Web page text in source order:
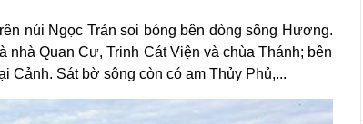
núi Ngọc Trản soi bóng bên dòng sông Hương.
Quan Cư, Trinh Cát Viện và chùa Thánh; bên
Cảnh. Sát bờ sông còn có am Thủy Phủ,...